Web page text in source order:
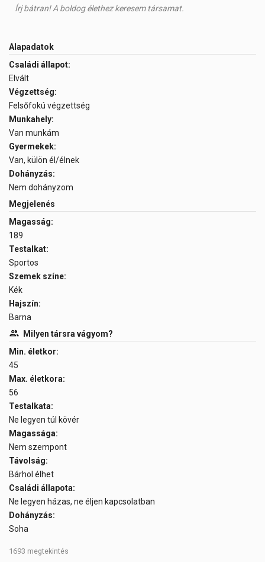
Írj bátran! A boldog élethez keresem társamat.
Alapadatok
Családi állapot:
Elvált
Végzettség:
Felsőfokú végzettség
Munkahely:
Van munkám
Gyermekek:
Van, külön él/élnek
Dohányzás:
Nem dohányzom
Megjelenés
Magasság:
189
Testalkat:
Sportos
Szemek színe:
Kék
Hajszín:
Barna
Milyen társra vágyom?
Min. életkor:
45
Max. életkora:
56
Testalkata:
Ne legyen túl kövér
Magassága:
Nem szempont
Távolság:
Bárhol élhet
Családi állapota:
Ne legyen házas, ne éljen kapcsolatban
Dohányzás:
Soha
1693 megtekintés